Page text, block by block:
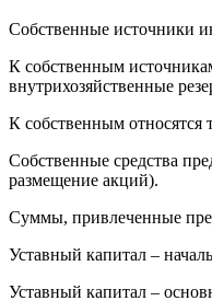
Собственные источники
К собственным
внутрихозяйственные
К собственным относятся
Собственные средства
размещение акций).
Суммы, привлеченные
Уставный капитал –
Уставный капитал –